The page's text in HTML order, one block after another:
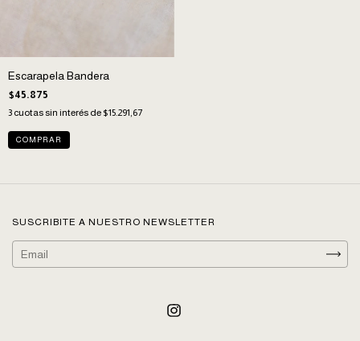
Escarapela Bandera
$45.875
3 cuotas sin interés de $15.291,67
SUSCRIBITE A NUESTRO NEWSLETTER